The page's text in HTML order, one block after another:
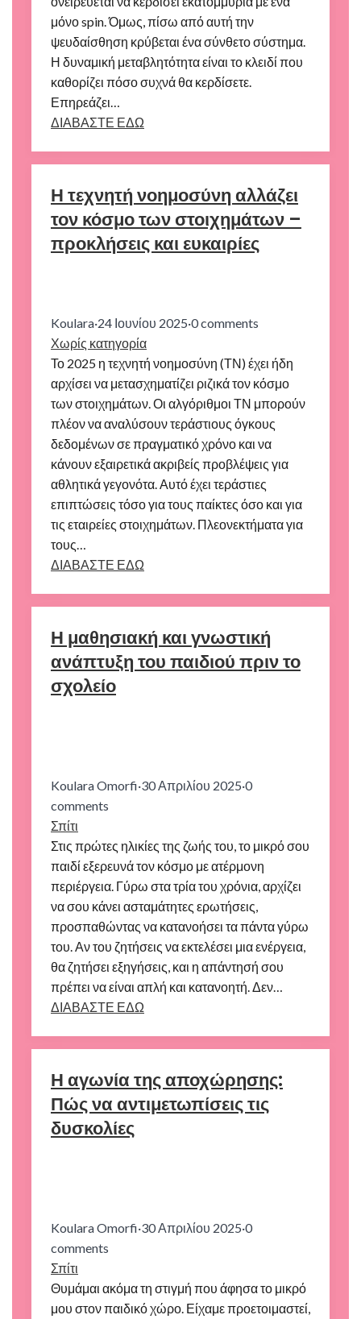
μόνο spin. Όμως, πίσω από αυτή την
ψευδαίσθηση κρύβεται ένα σύνθετο σύστημα.
Η δυναμική μεταβλητότητα είναι το κλειδί που
καθορίζει πόσο συχνά θα κερδίσετε.
Επηρεάζει…
ΔΙΑΒΑΣΤΕ ΕΔΩ
Η τεχνητή νοημοσύνη αλλάζει
τον κόσμο των στοιχημάτων –
προκλήσεις και ευκαιρίες
Koulara·24 Ιουνίου 2025·0 comments
Χωρίς κατηγορία
Το 2025 η τεχνητή νοημοσύνη (ΤΝ) έχει ήδη
αρχίσει να μετασχηματίζει ριζικά τον κόσμο
των στοιχημάτων. Οι αλγόριθμοι ΤΝ μπορούν
πλέον να αναλύσουν τεράστιους όγκους
δεδομένων σε πραγματικό χρόνο και να
κάνουν εξαιρετικά ακριβείς προβλέψεις για
αθλητικά γεγονότα. Αυτό έχει τεράστιες
επιπτώσεις τόσο για τους παίκτες όσο και για
τις εταιρείες στοιχημάτων. Πλεονεκτήματα για
τους…
ΔΙΑΒΑΣΤΕ ΕΔΩ
Η μαθησιακή και γνωστική
ανάπτυξη του παιδιού πριν το
σχολείο
Koulara Omorfi·30 Απριλίου 2025·0
comments
Σπίτι
Στις πρώτες ηλικίες της ζωής του, το μικρό σου
παιδί εξερευνά τον κόσμο με ατέρμονη
περιέργεια. Γύρω στα τρία του χρόνια, αρχίζει
να σου κάνει ασταμάτητες ερωτήσεις,
προσπαθώντας να κατανοήσει τα πάντα γύρω
του. Αν του ζητήσεις να εκτελέσει μια ενέργεια,
θα ζητήσει εξηγήσεις, και η απάντησή σου
πρέπει να είναι απλή και κατανοητή. Δεν…
ΔΙΑΒΑΣΤΕ ΕΔΩ
Η αγωνία της αποχώρησης:
Πώς να αντιμετωπίσεις τις
δυσκολίες
Koulara Omorfi·30 Απριλίου 2025·0
comments
Σπίτι
Θυμάμαι ακόμα τη στιγμή που άφησα το μικρό
μου στον παιδικό χώρο. Είχαμε προετοιμαστεί,